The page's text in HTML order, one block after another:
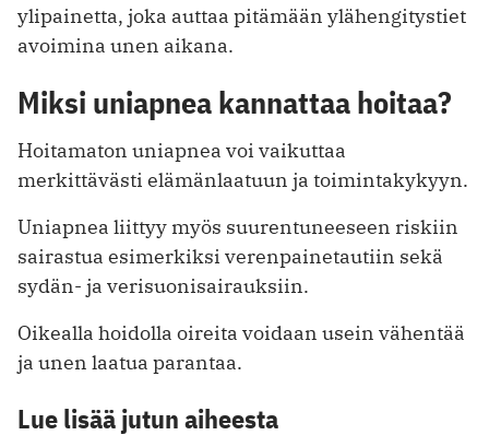
ylipainetta, joka auttaa pitämään ylähengitystiet
avoimina unen aikana.
Miksi uniapnea kannattaa hoitaa?
Hoitamaton uniapnea voi vaikuttaa
merkittävästi elämänlaatuun ja toimintakykyyn.
Uniapnea liittyy myös suurentuneeseen riskiin
sairastua esimerkiksi verenpainetautiin sekä
sydän- ja verisuonisairauksiin.
Oikealla hoidolla oireita voidaan usein vähentää
ja unen laatua parantaa.
Lue lisää jutun aiheesta